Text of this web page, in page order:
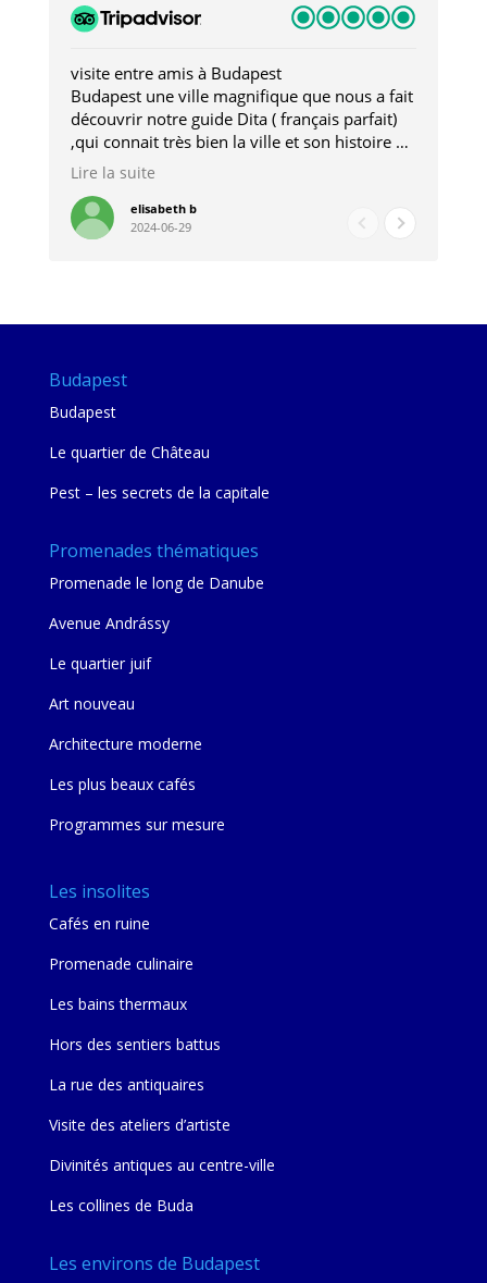
visite entre amis à Budapest
Budapest une ville magnifique que nous a fait
découvrir notre guide Dita ( français parfait)
,qui connait très bien la ville et son histoire et
qui nous a permis d'accéder à des lieux
pour les restaurants . A la fin de notre séjour
nous étions plus avec une amie qu' une guide
Lire la suite
elisabeth b
2024-06-29
Budapest
Budapest
Le quartier de Château
Pest – les secrets de la capitale
Promenades thématiques
Promenade le long de Danube
Avenue Andrássy
Le quartier juif
Art nouveau
Architecture moderne
Les plus beaux cafés
Programmes sur mesure
Les insolites
Cafés en ruine
Promenade culinaire
Les bains thermaux
Hors des sentiers battus
La rue des antiquaires
Visite des ateliers d’artiste
Divinités antiques au centre-ville
Les collines de Buda
Les environs de Budapest